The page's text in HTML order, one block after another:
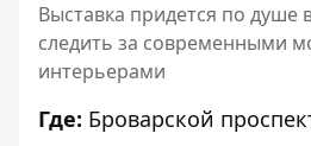
Выставка придется по душе
следить за современными
интерьерами
Где: Броварской